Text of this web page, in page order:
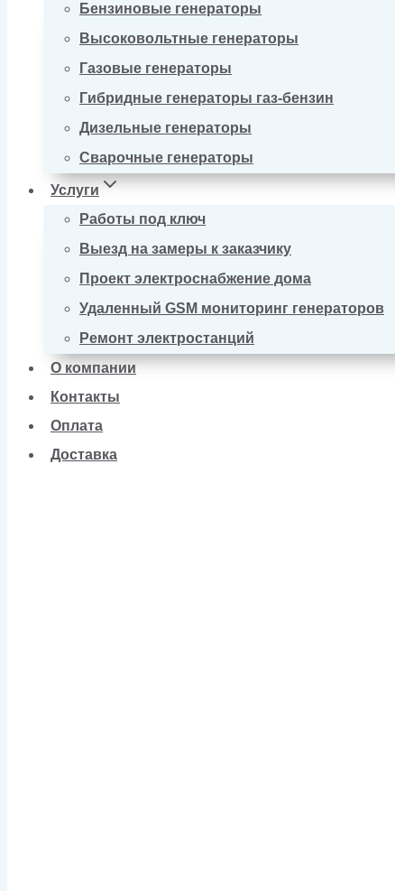
Бензиновые генераторы
Высоковольтные генераторы
Газовые генераторы
Гибридные генераторы газ-бензин
Дизельные генераторы
Сварочные генераторы
Услуги
Работы под ключ
Выезд на замеры к заказчику
Проект электроснабжение дома
Удаленный GSM мониторинг генераторов
Ремонт электростанций
О компании
Контакты
Оплата
Доставка